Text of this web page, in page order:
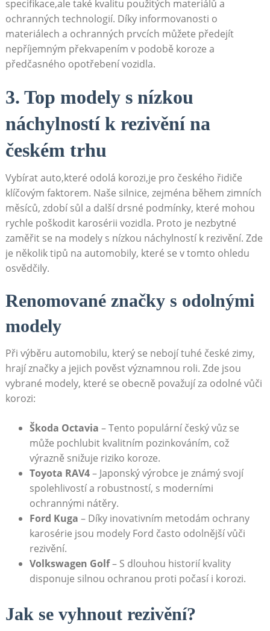
specifikace,ale také kvalitu použitých materiálů a
ochranných technologií. Díky informovanosti o
materiálech a ochranných prvcích můžete předejít
nepříjemným překvapením v podobě koroze a
předčasného opotřebení vozidla.
3. Top modely s nízkou
náchylností k rezivění na
českém trhu
Vybírat auto,které odolá korozi,je pro českého řidiče
klíčovým faktorem. Naše silnice, zejména během zimních
měsíců, zdobí sůl a další drsné podmínky, které mohou
rychle poškodit karosérii vozidla. Proto je nezbytné
zaměřit se na modely s nízkou náchylností k rezivění. Zde
je několik tipů na automobily, které se v tomto ohledu
osvědčily.
Renomované značky s odolnými
modely
Při výběru automobilu, který se nebojí tuhé české zimy,
hrají značky a jejich pověst významnou roli. Zde jsou
vybrané modely, které se obecně považují za odolné vůči
korozi:
Škoda Octavia – Tento populární český vůz se
může pochlubit kvalitním pozinkováním, což
výrazně snižuje riziko koroze.
Toyota RAV4– Japonský výrobce je známý svojí
spolehlivostí a robustností, s moderními
ochrannými nátěry.
Ford Kuga – Díky inovativním metodám ochrany
karosérie jsou modely Ford často odolnější vůči
rezivění.
Volkswagen Golf– S dlouhou historií kvality
disponuje silnou ochranou proti počasí i korozi.
Jak se vyhnout rezivění?